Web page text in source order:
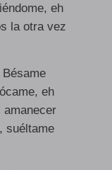
eh
la otra vez
eh
amanecer
suéltame